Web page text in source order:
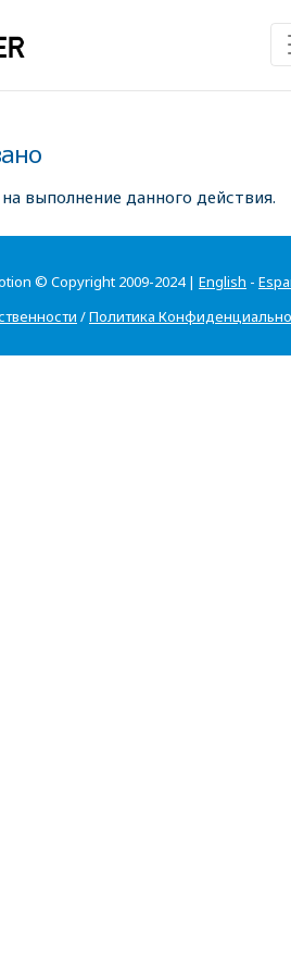
выполнение данного действия.
© Copyright 2009-2024 | English -
/Политика